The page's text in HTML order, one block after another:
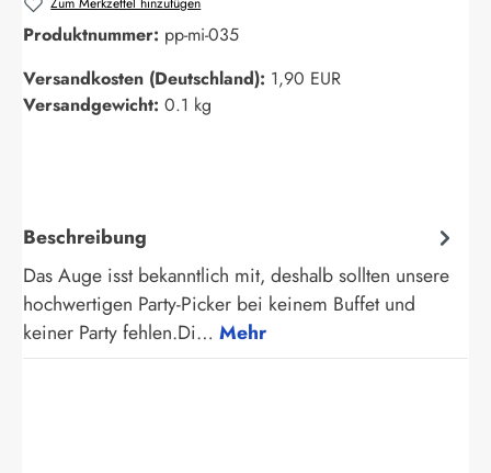
Produktnummer: pp-mi-035
Versandkosten (Deutschland): 1,90 EUR
Versandgewicht: 0.1 kg
Beschreibung
Das Auge isst bekanntlich mit, deshalb sollten unsere
hochwertigen Party-Picker bei keinem Buffet und
keiner Party fehlen.Di… Mehr